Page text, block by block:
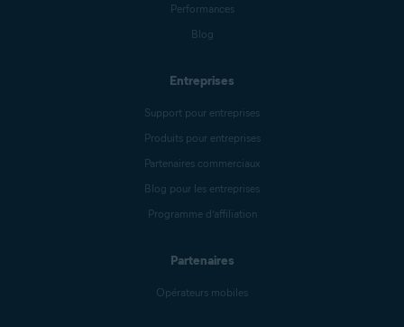
Performances
Blog
Entreprises
Support pour entreprises
Produits pour entreprises
Partenaires commerciaux
Blog pour les entreprises
Programme d’affiliation
Partenaires
Opérateurs mobiles